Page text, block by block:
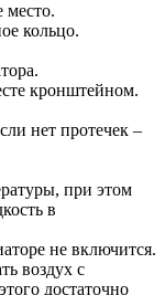
место.
кольцо.
кронштейном.
нет протечек –
при этом
в
не включится.
воздух с
достаточно